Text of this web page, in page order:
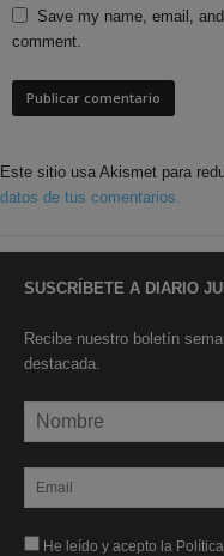
Save my name, email,
comment.
Este sitio usa Akismet para
datos de tus comentarios.
SUSCRÍBETE A DIARIO
Recibe nuestro boletín
destacada.
He leído y acepto la